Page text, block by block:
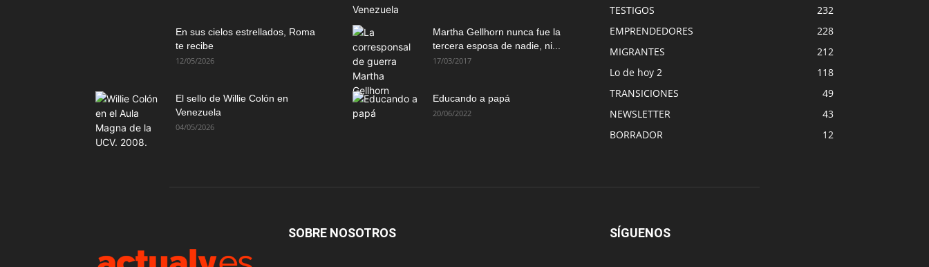
En sus cielos estrellados, Roma
te recibe
12/05/2026
El sello de Willie Colón en
Venezuela
04/05/2026
Martha Gellhorn nunca fue la
tercera esposa de nadie, ni...
17/03/2017
Educando a papá
20/06/2022
TESTIGOS
232
EMPRENDEDORES
228
MIGRANTES
212
Lo de hoy 2
118
TRANSICIONES
49
NEWSLETTER
43
BORRADOR
12
SOBRE NOSOTROS SÍGUENOS